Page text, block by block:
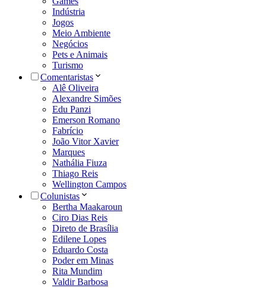
Indústria
Jogos
Meio Ambiente
Negócios
Pets e Animais
Turismo
Comentaristas
Alê Oliveira
Alexandre Simões
Edu Panzi
Emerson Romano
Fabrício
João Vitor Xavier
Marques
Nathália Fiuza
Thiago Reis
Wellington Campos
Colunistas
Bertha Maakaroun
Ciro Dias Reis
Direto de Brasília
Edilene Lopes
Eduardo Costa
Poder em Minas
Rita Mundim
Valdir Barbosa